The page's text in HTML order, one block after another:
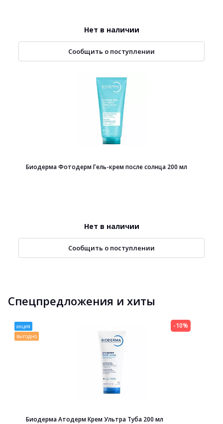
Нет в наличии
Сообщить о поступлении
Биодерма Фотодерм Гель-крем после солнца 200 мл
Нет в наличии
Сообщить о поступлении
Спецпредложения и хиты
акция
выгодно
Биодерма Атодерм Крем Ультра Туба 200 мл
-10%